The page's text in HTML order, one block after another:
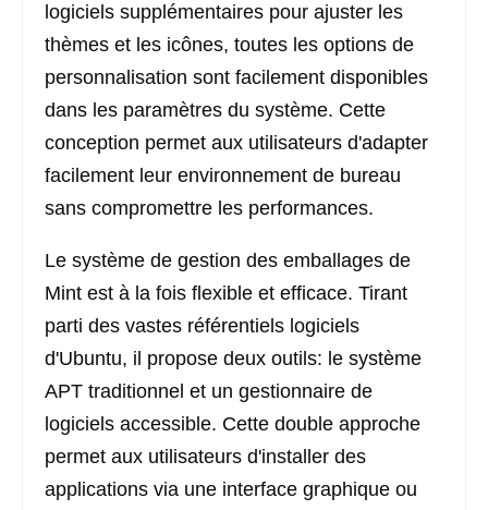
logiciels supplémentaires pour ajuster les
thèmes et les icônes, toutes les options de
personnalisation sont facilement disponibles
dans les paramètres du système. Cette
conception permet aux utilisateurs d'adapter
facilement leur environnement de bureau
sans compromettre les performances.
Le système de gestion des emballages de
Mint est à la fois flexible et efficace. Tirant
parti des vastes référentiels logiciels
d'Ubuntu, il propose deux outils: le système
APT traditionnel et un gestionnaire de
logiciels accessible. Cette double approche
permet aux utilisateurs d'installer des
applications via une interface graphique ou